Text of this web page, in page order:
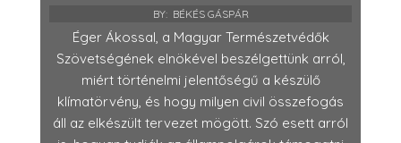
BY: BÉKÉS GÁSPÁR
Éger Ákossal, a Magyar Természetvédők
Szövetségének elnökével beszélgettünk arról,
miért történelmi jelentőségű a készülő
klímatörvény, és hogy milyen civil összefogás
áll az elkészült tervezet mögött. Szó esett arról